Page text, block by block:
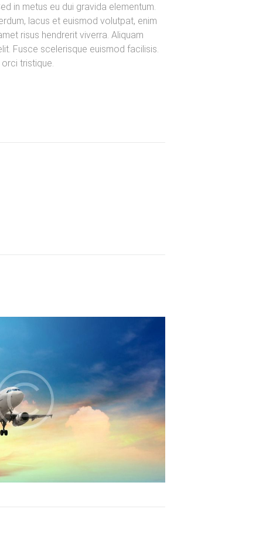
in metus eu dui gravida elementum.
lacus et euismod volutpat, enim
risus hendrerit viverra. Aliquam
Fusce scelerisque euismod facilisis.
tristique.